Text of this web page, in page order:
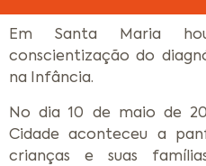
Em Santa Maria
conscientização do
na Infância.
No dia 10 de maio de
Cidade aconteceu a
crianças e suas